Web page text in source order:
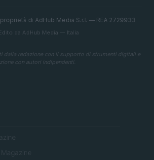
di AdHub Media S.r.l. — REA 2729933
da AdHub Media — Italia
dalla redazione con il supporto di strumenti digitali e
con autori indipendenti.